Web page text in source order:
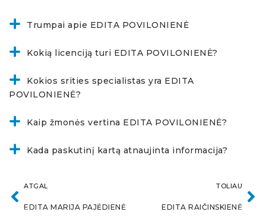
Trumpai apie EDITA POVILONIENĖ
Kokią licenciją turi EDITA POVILONIENĖ?
Kokios srities specialistas yra EDITA
POVILONIENĖ?
Kaip žmonės vertina EDITA POVILONIENĖ?
Kada paskutinį kartą atnaujinta informacija?
ATGAL
EDITA MARIJA PAJĖDIENĖ
TOLIAU
EDITA RAIČINSKIENĖ